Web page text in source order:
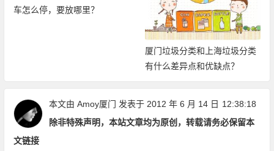
车怎么停，要放哪里？
厦门垃圾分类和上海垃圾分类
有什么差异点和优缺点？
本文由 Amoy厦门 发表于 2012 年 6 月 14 日 12:38:18
除非特殊声明，本站文章均为原创，转载请务必保留本
文链接